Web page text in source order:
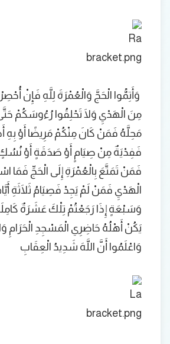
وَأَتِمُّوا الْحَجَّ وَالْعُمْرَةَ لِلَّهِ فَإِنْ
مِنَ الْهَدْيِ وَلَا تَحْلِقُوا رُءُوسَكُمْ
مَحِلَّهُ فَمَنْ كَانَ مِنْكُمْ مَرِيضًا أَوْ بِهِ
فَفِدْيَةٌ مِنْ صِيَامٍ أَوْ صَدَقَةٍ أَوْ نُسُكٍ
فَمَنْ تَمَتَّعَ بِالْعُمْرَةِ إِلَى الْحَجِّ فَمَا
الْهَدْيِ فَمَنْ لَمْ يَجِدْ فَصِيَامُ ثَلَاثَةِ
وَسَبْعَةٍ إِذَا رَجَعْتُمْ تِلْكَ عَشَرَةٌ
يَكُنْ أَهْلُهُ حَاضِرِي الْمَسْجِدِ الْحَرَامِ
وَاعْلَمُوا أَنَّ اللَّهَ شَدِيدُ الْعِقَابِ